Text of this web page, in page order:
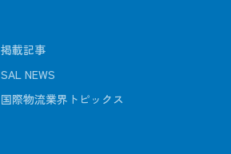
掲載記事
SAL NEWS
国際物流業界トピックス